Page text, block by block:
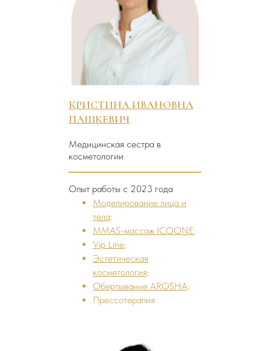
КРИСТИНА ИВАНОВНА
ПАШКЕВИЧ
Медицинская сестра в
косметологии
Опыт работы с 2023 года
Моделирование лица и
тела;
MMAS-массаж ICOONE;
Vip Line;
Эстетическая
косметология;
Обертывание AROSHA;
Прессотерапия